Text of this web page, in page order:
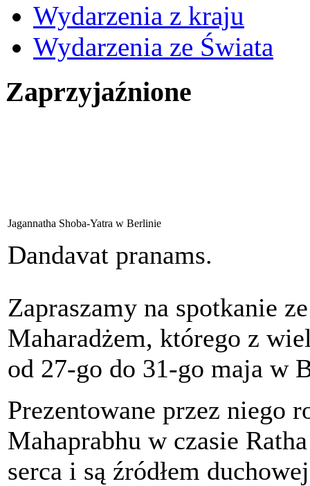
Wydarzenia z kraju
Wydarzenia ze Świata
Zaprzyjaźnione
Jagannatha Shoba-Yatra w Berlinie
Dandavat pranams.
Zapraszamy na spotkanie
Maharadżem, którego z
od 27-go do 31-go maja w
Prezentowane przez
Mahaprabhu w czasie
serca i są źródłem